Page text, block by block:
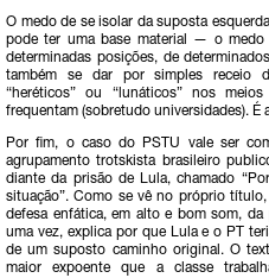
O medo de se isolar da suposta
pode ter uma base material — o medo
determinadas posições, de
também se dar por simples receio
“heréticos” ou “lunáticos” nos
frequentam (sobretudo universidades). É
Por fim, o caso do PSTU vale ser
agrupamento trotskista brasileiro
diante da prisão de Lula, chamado
situação”. Como se vê no próprio
defesa enfática, em alto e bom som,
uma vez, explica por que Lula e o PT
de um suposto caminho original. O
maior expoente que a classe